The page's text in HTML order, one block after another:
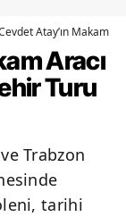
Atay’ın Makam
Aracı
Turu
Trabzon
tarihi